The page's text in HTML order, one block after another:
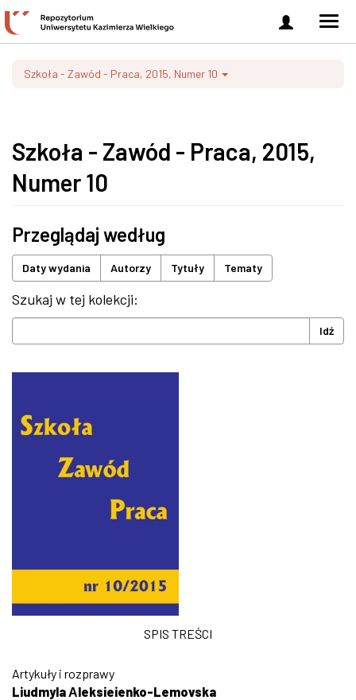
Zaloguj
się
Szkoła - Zawód - Praca, 2015, Numer 10
Szkoła - Zawód - Praca, 2015,
Numer 10
Przeglądaj według
Daty wydania Autorzy Tytuły Tematy
Szukaj w tej kolekcji:
Idź
SPIS TREŚCI
Artykuły i rozprawy
Liudmyla Аleksieienko-Lemovska